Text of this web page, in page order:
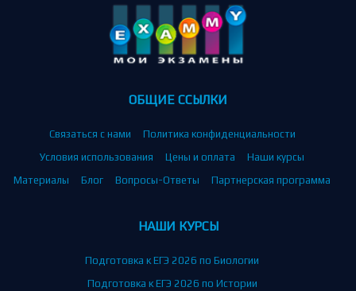
ОБЩИЕ ССЫЛКИ
Связаться с нами
Политика конфиденциальности
Условия использования
Цены и оплата
Наши курсы
Материалы
Блог Вопросы-Ответы Партнерская программа
НАШИ КУРСЫ
Подготовка к ЕГЭ 2026 по Биологии
Подготовка к ЕГЭ 2026 по Истории